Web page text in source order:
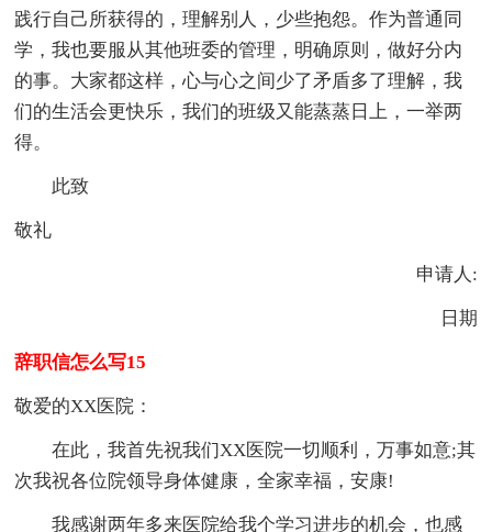
践行自己所获得的，理解别人，少些抱怨。作为普通同
学，我也要服从其他班委的管理，明确原则，做好分内
的事。大家都这样，心与心之间少了矛盾多了理解，我
们的生活会更快乐，我们的班级又能蒸蒸日上，一举两
得。
此致
敬礼
申请人:
日期
辞职信怎么写15
敬爱的XX医院：
在此，我首先祝我们XX医院一切顺利，万事如意;其
次我祝各位院领导身体健康，全家幸福，安康!
我感谢两年多来医院给我个学习进步的机会，也感